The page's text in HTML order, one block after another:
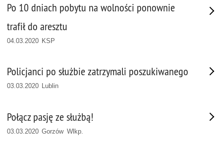
Po 10 dniach pobytu na wolności ponownie
trafił do aresztu
04.03.2020 KSP
Policjanci po służbie zatrzymali poszukiwanego
03.03.2020 Lublin
Połącz pasję ze służbą!
03.03.2020 Gorzów Wlkp.